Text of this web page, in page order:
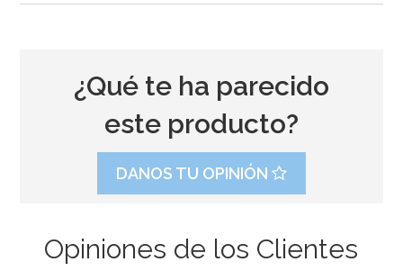
¿Qué te ha parecido
este producto?
DANOS TU OPINIÓN
Opiniones de los Clientes